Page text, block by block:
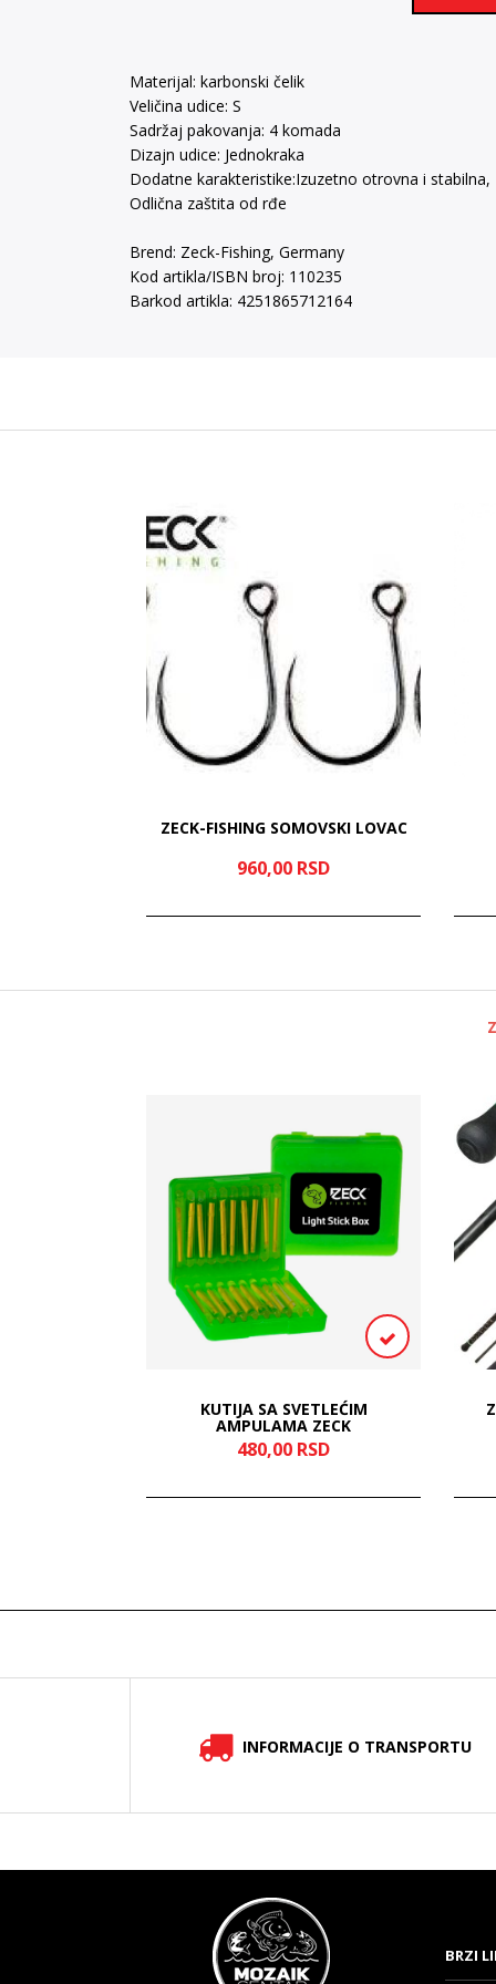
Materijal: karbonski čelik
Veličina udice: S
Sadržaj pakovanja: 4 komada
Dizajn udice: Jednokraka
Dodatne karakteristike:Izuzetno otrovna i stabilna,
Odlična zaštita od rđe
Brend: Zeck-Fishing, Germany
Kod artikla/ISBN broj: 110235
Barkod artikla: 4251865712164
ZECK-FISHING SOMOVSKI LOVAC
960,00 RSD
KUTIJA SA SVETLEĆIM
AMPULAMA ZECK
480,00 RSD
INFORMACIJE O TRANSPORTU
BRZI